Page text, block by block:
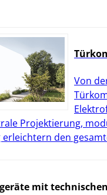
Von
Projektierung,
den
mit